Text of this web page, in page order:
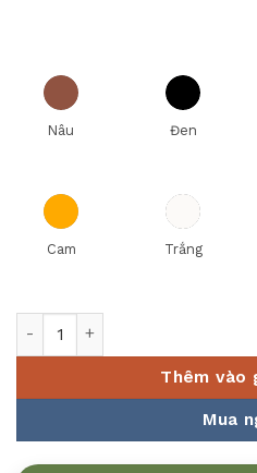
Nâu Đen
Cam Trắng
Thêm vào
Mua